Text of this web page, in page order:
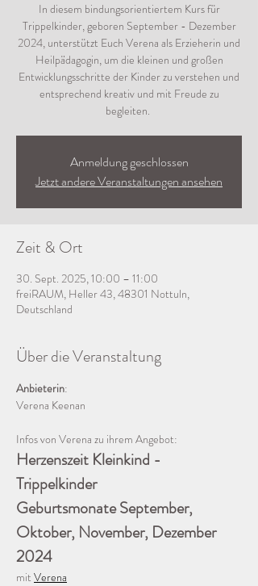
In diesem bindungsorientiertem Kurs für
Trippelkinder, geboren September - Dezember
2024, unterstützt Euch Verena als Erzieherin und
Heilpädagogin, um die kleinen und großen
Entwicklungsschritte der Kinder zu verstehen und
entsprechend kreativ und mit Freude zu
begleiten.
Anmeldung geschlossen
Jetzt andere Veranstaltungen ansehen
Zeit & Ort
30. Sept. 2025, 10:00 – 11:00
freiRAUM, Heller 43, 48301 Nottuln,
Deutschland
Über die Veranstaltung
Anbieterin:
Verena Keenan
Infos von Verena zu ihrem Angebot:
Herzenszeit Kleinkind -
Trippelkinder
Geburtsmonate September,
Oktober, November, Dezember
2024
mit Verena